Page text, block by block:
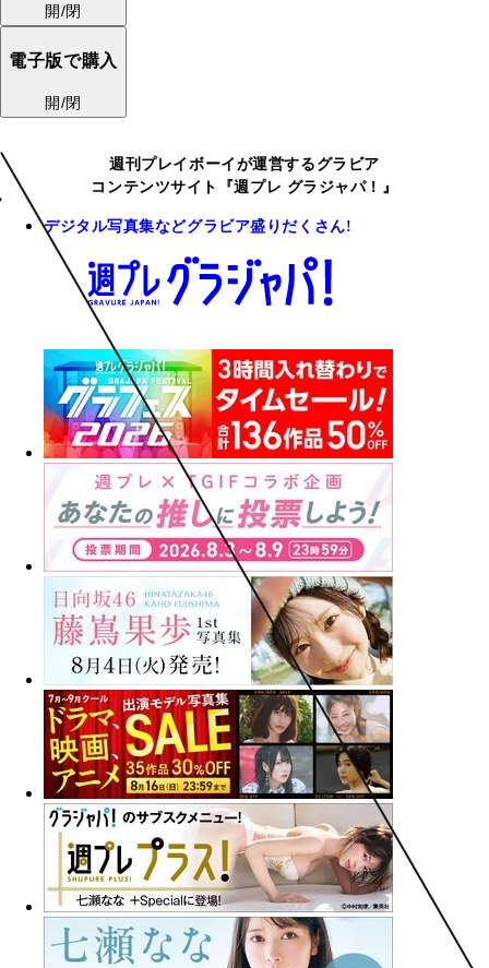
開/閉
電子版で購入
開/閉
週刊プレイボーイが運営するグラビア
コンテンツサイト『週プレ グラジャパ！』
デジタル写真集などグラビア盛りだくさん!